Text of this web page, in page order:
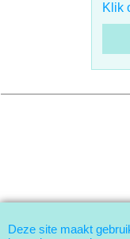
Klik
Deze site maakt